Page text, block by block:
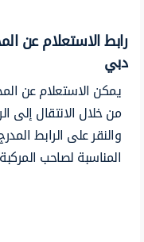
رابط الاستعلام عن
دبي
يمكن الاستعلام عن
من خلال الانتقال إلى
والنقر على الرابط
المناسبة لصاحب